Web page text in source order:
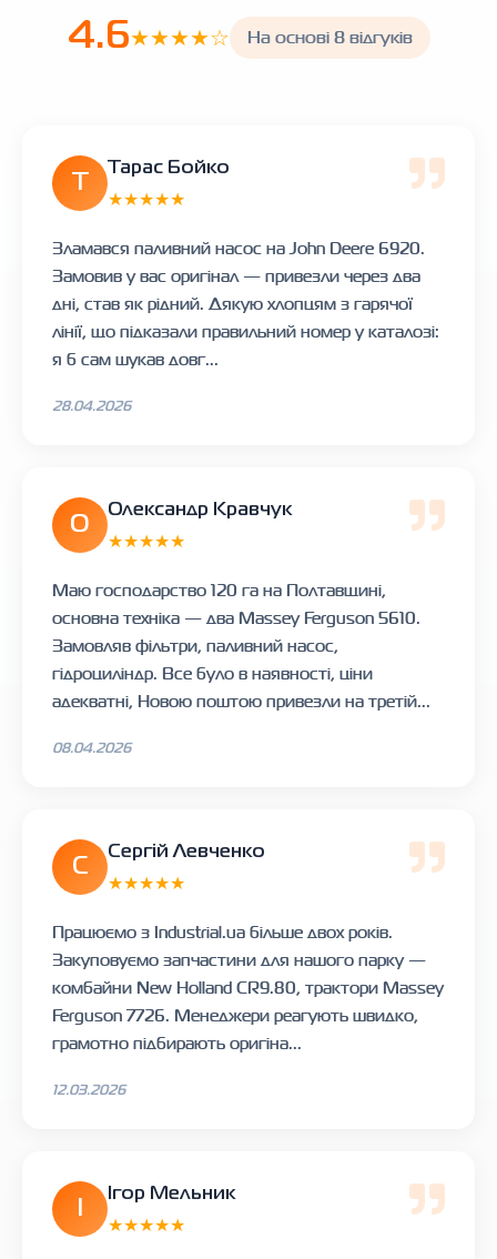
4.6★★★★☆ На основі 8 відгуків
Тарас Бойко
★★★★★
Зламався паливний насос на John Deere 6920.
Замовив у вас оригінал — привезли через два
дні, став як рідний. Дякую хлопцям з гарячої
лінії, що підказали правильний номер у каталозі:
я б сам шукав довг...
28.04.2026
О
Олександр Кравчук
★★★★★
Маю господарство 120 га на Полтавщині,
основна техніка — два Massey Ferguson 5610.
Замовляв фільтри, паливний насос,
гідроциліндр. Все було в наявності, ціни
адекватні, Новою поштою привезли на третій...
08.04.2026
С
Сергій Левченко
★★★★★
Працюємо з Industrial.ua більше двох років.
Закуповуємо запчастини для нашого парку —
комбайни New Holland CR9.80, трактори Massey
Ferguson 7726. Менеджери реагують швидко,
грамотно підбирають оригіна...
12.03.2026
Ігор Мельник
★★★★★